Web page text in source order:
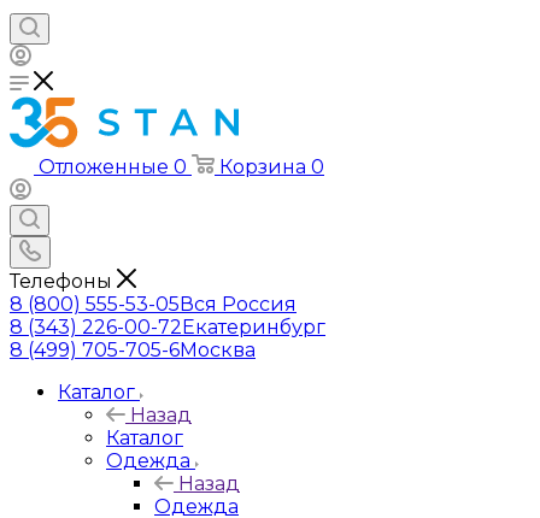
Отложенные 0 Корзина 0
Телефоны
8 (800) 555-53-05Вся Россия
8 (343) 226-00-72Екатеринбург
8 (499) 705-705-6Москва
Каталог
Назад
Каталог
Одежда
Назад
Одежда